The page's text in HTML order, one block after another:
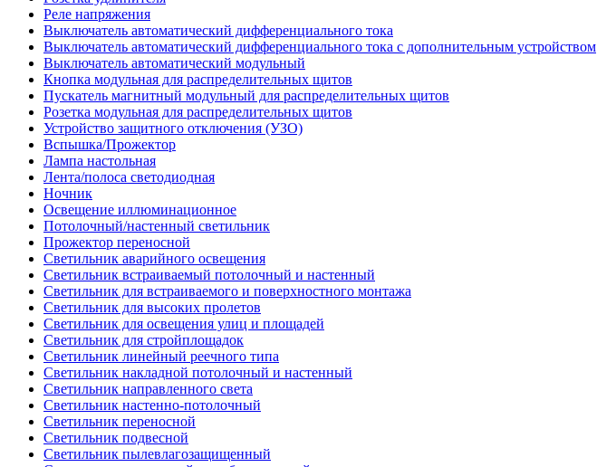
Реле напряжения
Выключатель автоматический дифференциального тока
Выключатель автоматический дифференциального тока с дополнительным устройством
Выключатель автоматический модульный
Кнопка модульная для распределительных щитов
Пускатель магнитный модульный для распределительных щитов
Розетка модульная для распределительных щитов
Устройство защитного отключения (УЗО)
Вспышка/Прожектор
Лампа настольная
Лента/полоса светодиодная
Ночник
Освещение иллюминационное
Потолочный/настенный светильник
Прожектор переносной
Светильник аварийного освещения
Светильник встраиваемый потолочный и настенный
Светильник для встраиваемого и поверхностного монтажа
Светильник для высоких пролетов
Светильник для освещения улиц и площадей
Светильник для стройплощадок
Светильник линейный реечного типа
Светильник накладной потолочный и настенный
Светильник направленного света
Светильник настенно-потолочный
Светильник переносной
Светильник подвесной
Светильник пылевлагозащищенный